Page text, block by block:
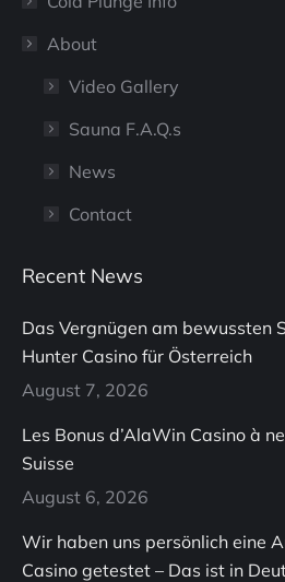
About
Video Gallery
Sauna F.A.Q.s
News
Contact
Recent News
Das Vergnügen am bewussten
Hunter Casino für Österreich
August 7, 2026
Les Bonus d’AlaWin Casino à
Suisse
August 6, 2026
Wir haben uns persönlich eine
Casino getestet – Das ist in